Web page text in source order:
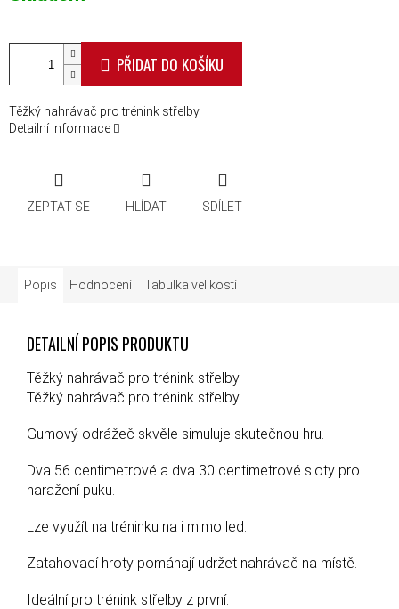
PŘIDAT DO KOŠÍKU
Těžký nahrávač pro trénink střelby.
Detailní informace
ZEPTAT SE HLÍDAT SDÍLET
Popis Hodnocení Tabulka velikostí
DETAILNÍ POPIS PRODUKTU
Těžký nahrávač pro trénink střelby.
Těžký nahrávač pro trénink střelby.
Gumový odrážeč skvěle simuluje skutečnou hru.
Dva 56 centimetrové a dva 30 centimetrové sloty pro
naražení puku.
Lze využít na tréninku na i mimo led.
Zatahovací hroty pomáhají udržet nahrávač na místě.
Ideální pro trénink střelby z první.